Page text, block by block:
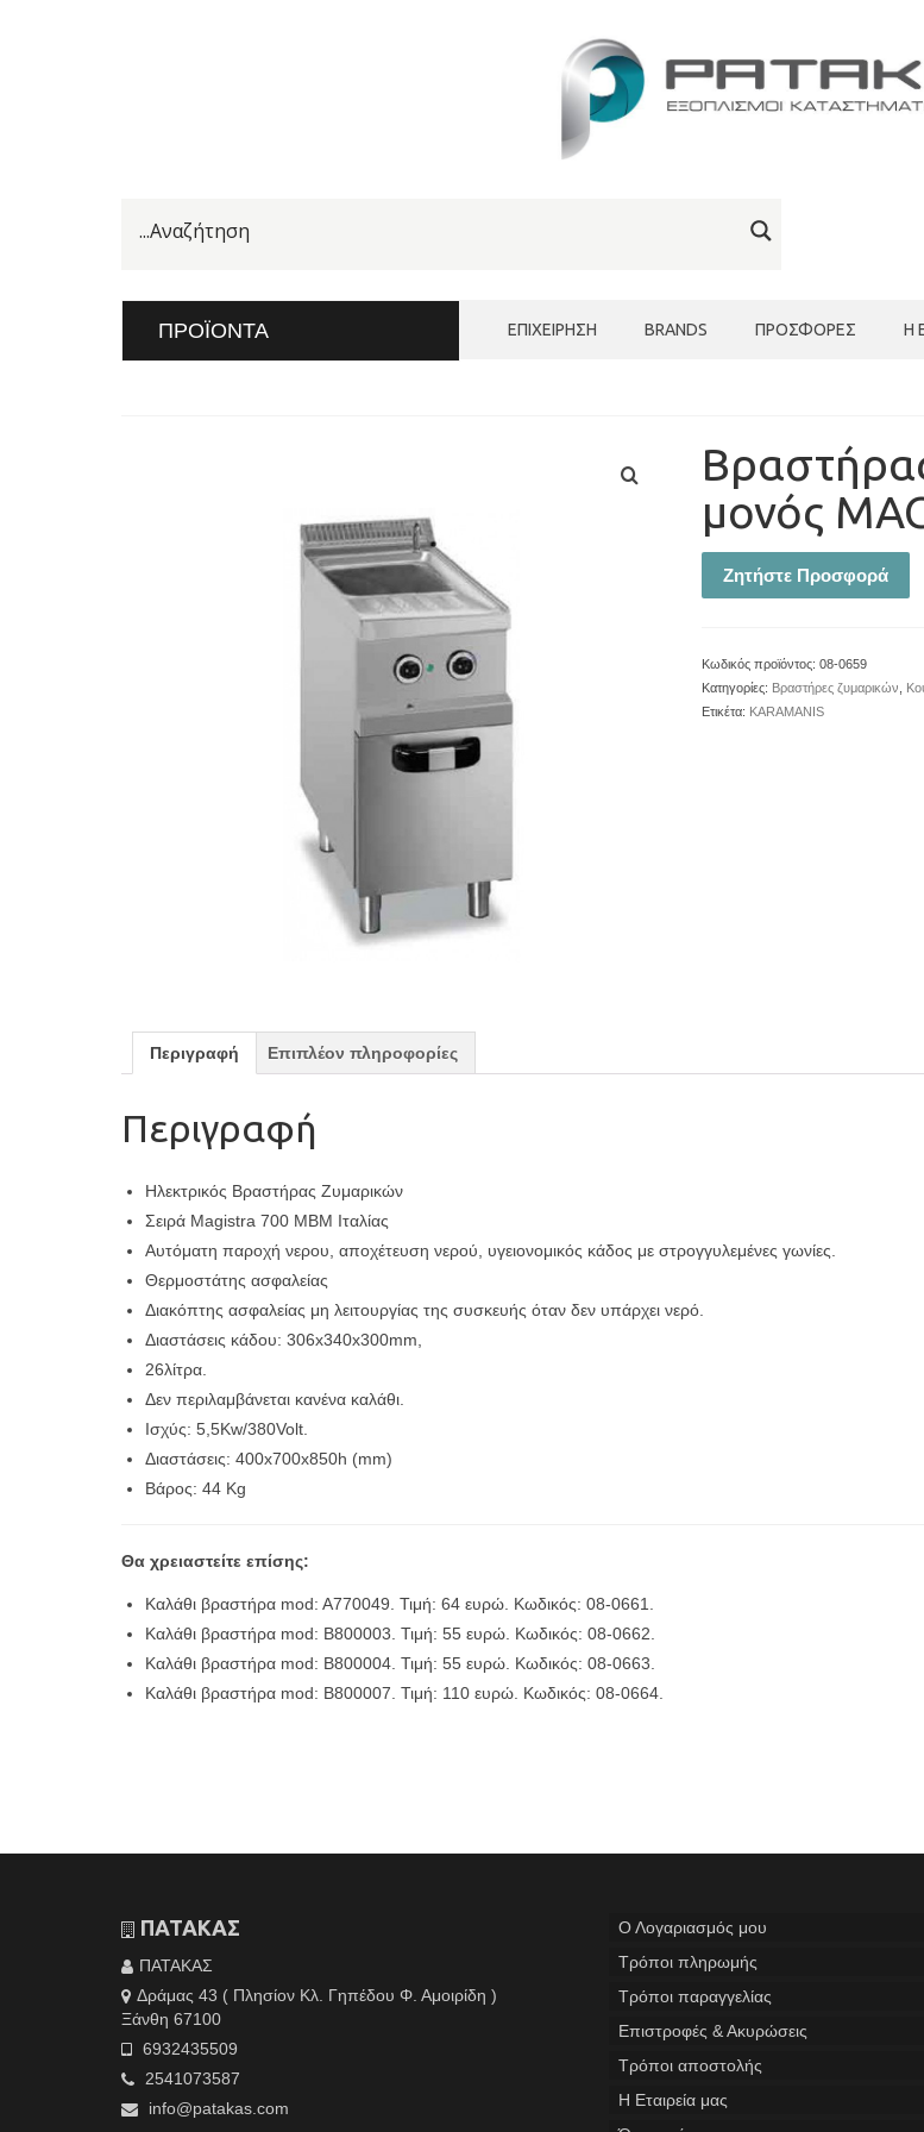
ΠΡΟΪΌΝΤΑ ΕΠΙΧΕΊΡΗΣΗ BRANDS ΠΡΟΣΦΟΡΈΣ Η
μονός
Ζητήστε Προσφορά
Κωδικός προϊόντος: 08-0659
Κατηγορίες: Βραστήρες ζυμαρικών
Ετικέτα: KARAMANIS
Περιγραφή Επιπλέον πληροφορίες
Περιγραφή
Ηλεκτρικός Βραστήρας Ζυμαρικών
Σειρά Magistra 700 ΜΒΜ Ιταλίας
Αυτόματη παροχή νερου, αποχέτευση νερού, υγειονομικός κάδος με στρογγυλεμένες γωνίες.
Θερμοστάτης ασφαλείας
Διακόπτης ασφαλείας μη λειτουργίας της συσκευής όταν δεν υπάρχει νερό.
Διαστάσεις κάδου: 306x340x300mm,
26λίτρα.
Δεν περιλαμβάνεται κανένα καλάθι.
Ισχύς: 5,5Kw/380Volt.
Διαστάσεις: 400x700x850h (mm)
Βάρος: 44 Kg
Θα χρειαστείτε επίσης:
Καλάθι βραστήρα mod: A770049. Τιμή: 64 ευρώ. Κωδικός: 08-0661.
Καλάθι βραστήρα mod: B800003. Τιμή: 55 ευρώ. Κωδικός: 08-0662.
Καλάθι βραστήρα mod: B800004. Τιμή: 55 ευρώ. Κωδικός: 08-0663.
Καλάθι βραστήρα mod: B800007. Τιμή: 110 ευρώ. Κωδικός: 08-0664.
ΠΑΤΑΚΑΣ
ΠΑΤΑΚΑΣ
Δράμας 43 ( Πλησίον Κλ. Γηπέδου Φ. Αμοιρίδη )
Ξάνθη 67100
6932435509
2541073587
info@patakas.com
Ο Λογαριασμός μου
Tρόποι πληρωμής
Τρόποι παραγγελίας
Επιστροφές & Ακυρώσεις
Τρόποι αποστολής
Η Εταιρεία μας